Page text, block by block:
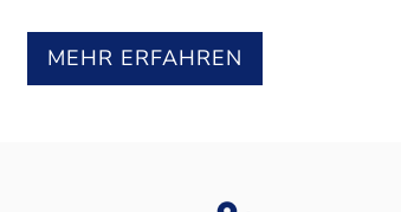
MEHR ERFAHREN